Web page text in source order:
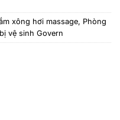
xông hơi massage, Phòng
vệ sinh Govern